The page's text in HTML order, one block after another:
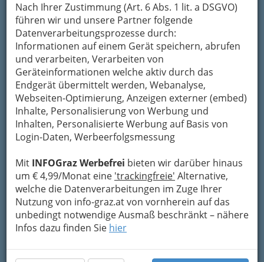
Nach Ihrer Zustimmung (Art. 6 Abs. 1 lit. a DSGVO)
führen wir und unsere Partner folgende
Datenverarbeitungsprozesse durch:
Informationen auf einem Gerät speichern, abrufen
und verarbeiten, Verarbeiten von
Geräteinformationen welche aktiv durch das
Endgerät übermittelt werden, Webanalyse,
Webseiten-Optimierung, Anzeigen externer (embed)
Inhalte, Personalisierung von Werbung und
Inhalten, Personalisierte Werbung auf Basis von
Login-Daten, Werbeerfolgsmessung
Mit INFOGraz Werbefrei bieten wir darüber hinaus
um € 4,99/Monat eine 'trackingfreie' Alternative,
welche die Datenverarbeitungen im Zuge Ihrer
Nutzung von info-graz.at von vornherein auf das
unbedingt notwendige Ausmaß beschränkt – nähere
Infos dazu finden Sie hier
Dienstleistungen aller Art
Änderungsschneidereien -
Kunststopfen
Auskunfteien - Bonität?
Beratung - von